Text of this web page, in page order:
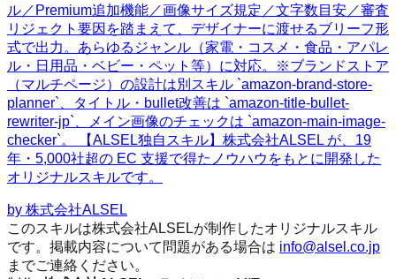
ル／Premium追加機能／画像サイズ規定／文字数目安／審査
リジェクト要因を踏まえて、デザイナーに渡せるブリーフ形
式で出力。あらゆるジャンル（家電・コスメ・食品・アパレ
ル・日用品・ベビー・ペット等）に対応。※ブランドストア
（マルチページ）の設計は別スキル `amazon-brand-store-
planner`、タイトル・bullet改善は `amazon-title-bullet-
rewriter-jp`、メイン画像のチェックは `amazon-main-image-
checker`。 【ALSEL独自スキル】株式会社ALSEL が、19
年・5,000社超の EC 支援で得たノウハウをもとに開発した
オリジナルスキルです。
by 株式会社ALSEL
このスキルは株式会社ALSELが制作したオリジナルスキル
です。掲載内容について問題がある場合は info@alsel.co.jp
までご連絡ください。